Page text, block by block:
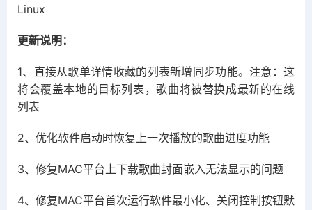
Linux
更新说明：
1、直接从歌单详情收藏的列表新增同步功能。注意：这
将会覆盖本地的目标列表，歌曲将被替换成最新的在线
列表
2、优化软件启动时恢复上一次播放的歌曲进度功能
3、修复MAC平台上下载歌曲封面嵌入无法显示的问题
4、修复MAC平台首次运行软件最小化、关闭控制按钮默